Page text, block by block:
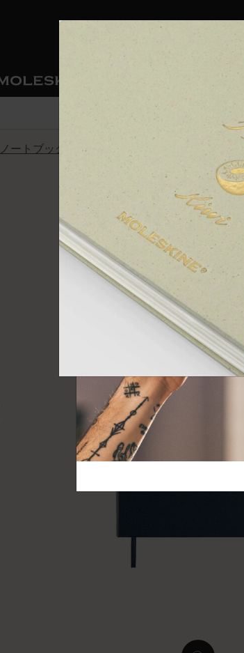
ショ
ノートブック
サブカテゴリ
モレスキンスマート
サブカテゴリ
ライティングツール
サブカテゴリ
限定版ノートブック
サブカテゴリ
サブカテゴリ
スマートライティング・シス
サブカテゴリ
モレスキンスマートスマート
アプリ・サービス
サブカテゴリ
カスタムダイアリー
カスタムノートブック
和紙テープ
ミニノートブックチャーム
別注＆コーポレートギフト
モレスキンメンバーシップ
我々の歴史
モレスキンのマニフェスト
ペンと紙の力
持続可能な創造性
今すぐメンバー登録
ウェルカムオファー: 次回のご購入時に10% オ
通常特典: パーソナライズの2冊ご購入で1冊無
バースデー特典: 1回限りの割引（1ヶ月有効）
先行プレビュー: 新作コレクションへの先行ア
伝説的なお得情報: 会員限定の特別サプライズ
セールへの早期アクセス: お得な情報をいち早
モレスキン限定イベント: 優先アクセス
返品期間の延長: 1ヶ月間
ノートブック アートコレクション